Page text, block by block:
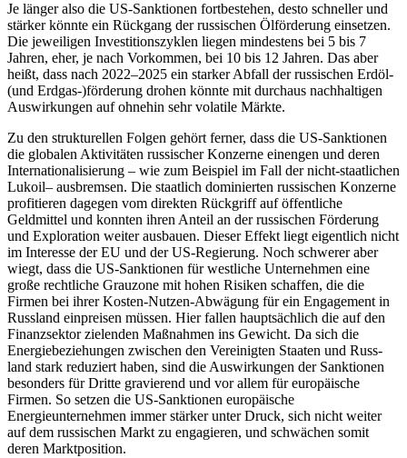
Je länger also die US-Sanktionen fort­beste­hen, desto schneller und
stärker könn­te ein Rückgang der russischen Ölförderung einsetzen.
Die jeweiligen Investitionszyklen liegen mindestens bei 5 bis 7
Jahren, eher, je nach Vorkommen, bei 10 bis 12 Jahren. Das aber
heißt, dass nach 2022–2025 ein starker Abfall der russischen Erdöl-
(und Erdgas-)förderung drohen könnte mit durch­aus nachhaltigen
Auswirkungen auf ohne­hin sehr volatile Märkte.
Zu den strukturellen Folgen gehört fer­ner, dass die US-Sanktionen
die globalen Aktivitäten russischer Konzerne einengen und deren
Internationalisierung – wie zum Beispiel im Fall der nicht-staatlichen
Lukoil– ausbremsen. Die staatlich domi­nier­ten russischen Konzerne
profitieren dagegen vom direkten Rückgriff auf öffent­liche
Geldmittel und konnten ihren Anteil an der russischen Förderung
und Explora­tion weiter ausbauen. Dieser Effekt liegt eigentlich nicht
im Interesse der EU und derUS-Regierung. Noch schwerer aber
wiegt, dass die US-Sanktionen für west­liche Unter­nehmen eine
große rechtliche Grauzone mit hohen Risiken schaffen, die die
Firmen bei ihrer Kosten-Nutzen-Abwägung für ein Engagement in
Russland einpreisen müssen. Hier fallen hauptsächlich die auf den
Finanz­sektor zielenden Maßnahmen ins Gewicht. Da sich die
Energie­beziehungen zwischen den Ver­einigten Staaten und Russ­
land stark reduziert haben, sind die Auswirkungen der Sanktionen
besonders für Dritte gravierend und vor allem für europäische
Firmen. So setzen die US-Sanktionen europäische
Energieunternehmen immer stärker unter Druck, sich nicht weiter
auf dem russischen Markt zu engagieren, und schwächen somit
deren Marktposition.